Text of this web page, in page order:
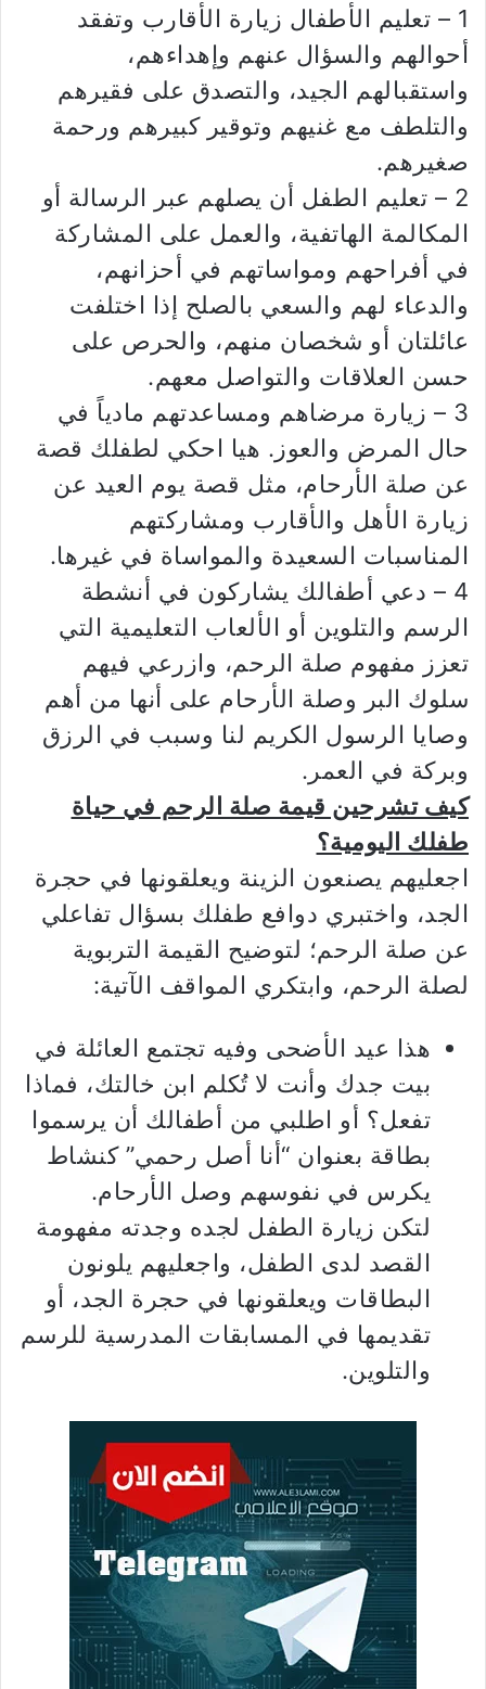
1 – تعليم الأطفال زيارة الأقارب وتفقد
أحوالهم والسؤال عنهم وإهداءهم،
واستقبالهم الجيد، والتصدق على فقيرهم
والتلطف مع غنيهم وتوقير كبيرهم ورحمة
صغيرهم.
2 – تعليم الطفل أن يصلهم عبر الرسالة أو
المكالمة الهاتفية، والعمل على المشاركة
في أفراحهم ومواساتهم في أحزانهم،
والدعاء لهم والسعي بالصلح إذا اختلفت
عائلتان أو شخصان منهم، والحرص على
حسن العلاقات والتواصل معهم.
3 – زيارة مرضاهم ومساعدتهم مادياً في
حال المرض والعوز. هيا احكي لطفلك قصة
عن صلة الأرحام، مثل قصة يوم العيد عن
زيارة الأهل والأقارب ومشاركتهم
المناسبات السعيدة والمواساة في غيرها.
4 – دعي أطفالك يشاركون في أنشطة
الرسم والتلوين أو الألعاب التعليمية التي
تعزز مفهوم صلة الرحم، وازرعي فيهم
سلوك البر وصلة الأرحام على أنها من أهم
وصايا الرسول الكريم لنا وسبب في الرزق
وبركة في العمر.
كيف تشرحين قيمة صلة الرحم في حياة
طفلك اليومية؟
اجعليهم يصنعون الزينة ويعلقونها في حجرة
الجد، واختبري دوافع طفلك بسؤال تفاعلي
عن صلة الرحم؛ لتوضيح القيمة التربوية
لصلة الرحم، وابتكري المواقف الآتية:
هذا عيد الأضحى وفيه تجتمع العائلة في
بيت جدك وأنت لا تُكلم ابن خالتك، فماذا
تفعل؟ أو اطلبي من أطفالك أن يرسموا
بطاقة بعنوان “أنا أصل رحمي” كنشاط
يكرس في نفوسهم وصل الأرحام.
لتكن زيارة الطفل لجده وجدته مفهومة
القصد لدى الطفل، واجعليهم يلونون
البطاقات ويعلقونها في حجرة الجد، أو
تقديمها في المسابقات المدرسية للرسم
والتلوين.